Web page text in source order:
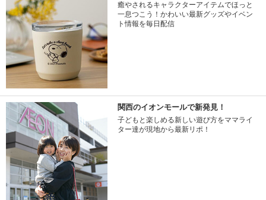
癒やされるキャラクターアイテムでほっと
一息つこう！かわいい最新グッズやイベン
ト情報を毎日配信
関西のイオンモールで新発見！
子どもと楽しめる新しい遊び方をママライ
ター達が現地から最新リポ！